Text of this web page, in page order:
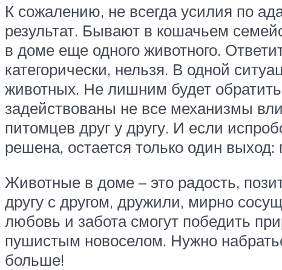
К сожалению, не всегда усилия по
результат. Бывают в кошачьем
в доме еще одного животного.
категорически, нельзя. В одной
животных. Не лишним будет
задействованы не все механизмы
питомцев друг у другу. И если
решена, остается только один выход:
Животные в доме – это радость,
другу с другом, дружили, мирно
любовь и забота смогут победить
пушистым новоселом. Нужно
больше!